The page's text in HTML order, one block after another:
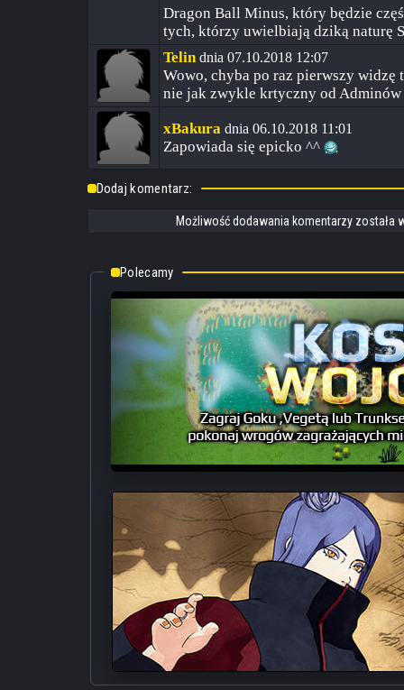
Dragon Ball Minus, który będzie
tych, którzy uwielbiają dziką naturę
Telin dnia 07.10.2018 12:07
Wowo, chyba po raz pierwszy widzę
nie jak zwykle krtyczny od
xBakura dnia 06.10.2018 11:01
Zapowiada się epicko ^^
Dodaj komentarz:
Możliwość dodawania komentarzy została
Polecamy